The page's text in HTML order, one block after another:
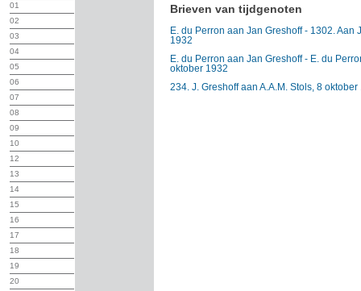
01
02
03
04
05
06
07
08
09
10
12
13
14
15
16
17
18
19
20
Brieven van tijdgenoten
E. du Perron aan Jan Greshoff - 1302. Aan
1932
E. du Perron aan Jan Greshoff - E. du
oktober 1932
234. J. Greshoff aan A.A.M. Stols, 8 oktober